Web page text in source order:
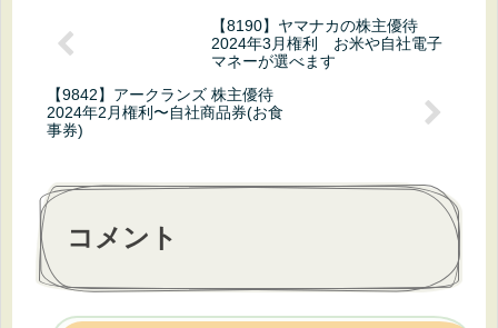
【8190】ヤマナカの株主優待
2024年3月権利 お米や自社電子
マネーが選べます
【9842】アークランズ 株主優待
2024年2月権利〜自社商品券(お食
事券)
コメント